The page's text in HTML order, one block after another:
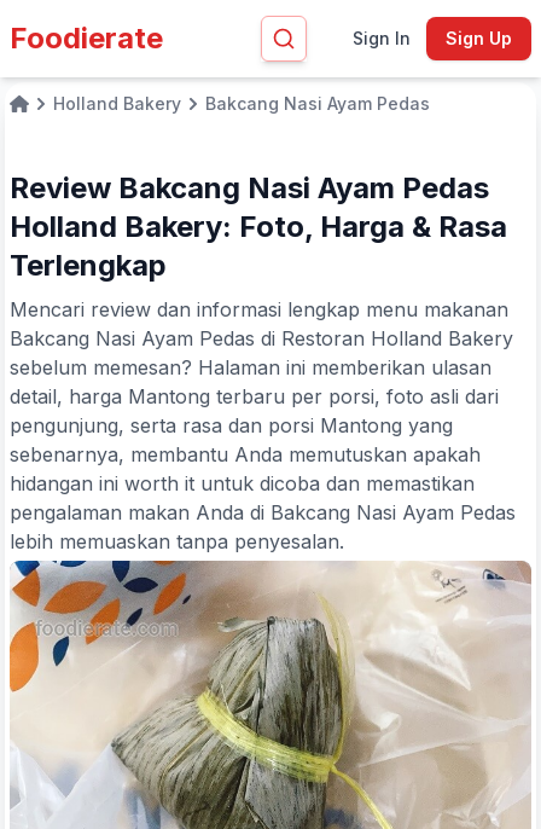
Foodierate Sign In Sign Up
HomeHolland Bakery Bakcang Nasi Ayam Pedas
Review Bakcang Nasi Ayam Pedas
Holland Bakery: Foto, Harga & Rasa
Terlengkap
Mencari review dan informasi lengkap menu makanan
Bakcang Nasi Ayam Pedas di Restoran Holland Bakery
sebelum memesan? Halaman ini memberikan ulasan
detail, harga Mantong terbaru per porsi, foto asli dari
pengunjung, serta rasa dan porsi Mantong yang
sebenarnya, membantu Anda memutuskan apakah
hidangan ini worth it untuk dicoba dan memastikan
pengalaman makan Anda di Bakcang Nasi Ayam Pedas
lebih memuaskan tanpa penyesalan.